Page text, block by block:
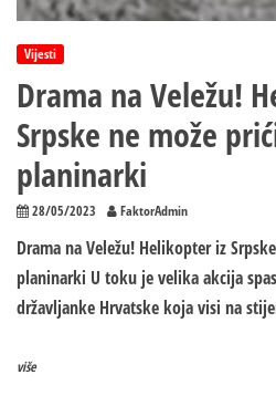
Vijesti
Drama na Veležu!
Srpske ne može
planinarki
28/05/2023 FaktorAdmin
Drama na Veležu! Helikopter iz
planinarki U toku je velika akcija
državljanke Hrvatske koja visi na
više